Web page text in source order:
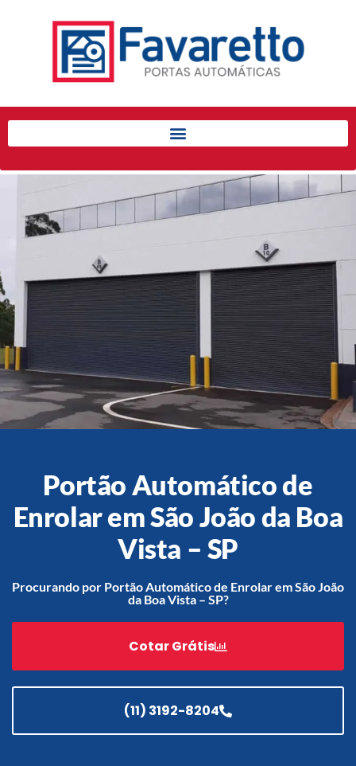
Início
Automatizadores
Acessórios Para Portas de
Enrolar
Pintura eletrostática
Portfólio
Contato
Acessórios
Portão de Garagem de
Enrolar em Teresópolis – RJ
Enrolar em São Pedro da
Aldeia – RJ
Enrolar em São João de
Portão de Garagem de
Enrolar em São Gonçalo – RJ
Portão Automático de
Enrolar em São João da Boa
Vista – SP
Procurando por Portão Automático de Enrolar em São João
da Boa Vista – SP?
Cotar Grátis
(11) 3192-8204